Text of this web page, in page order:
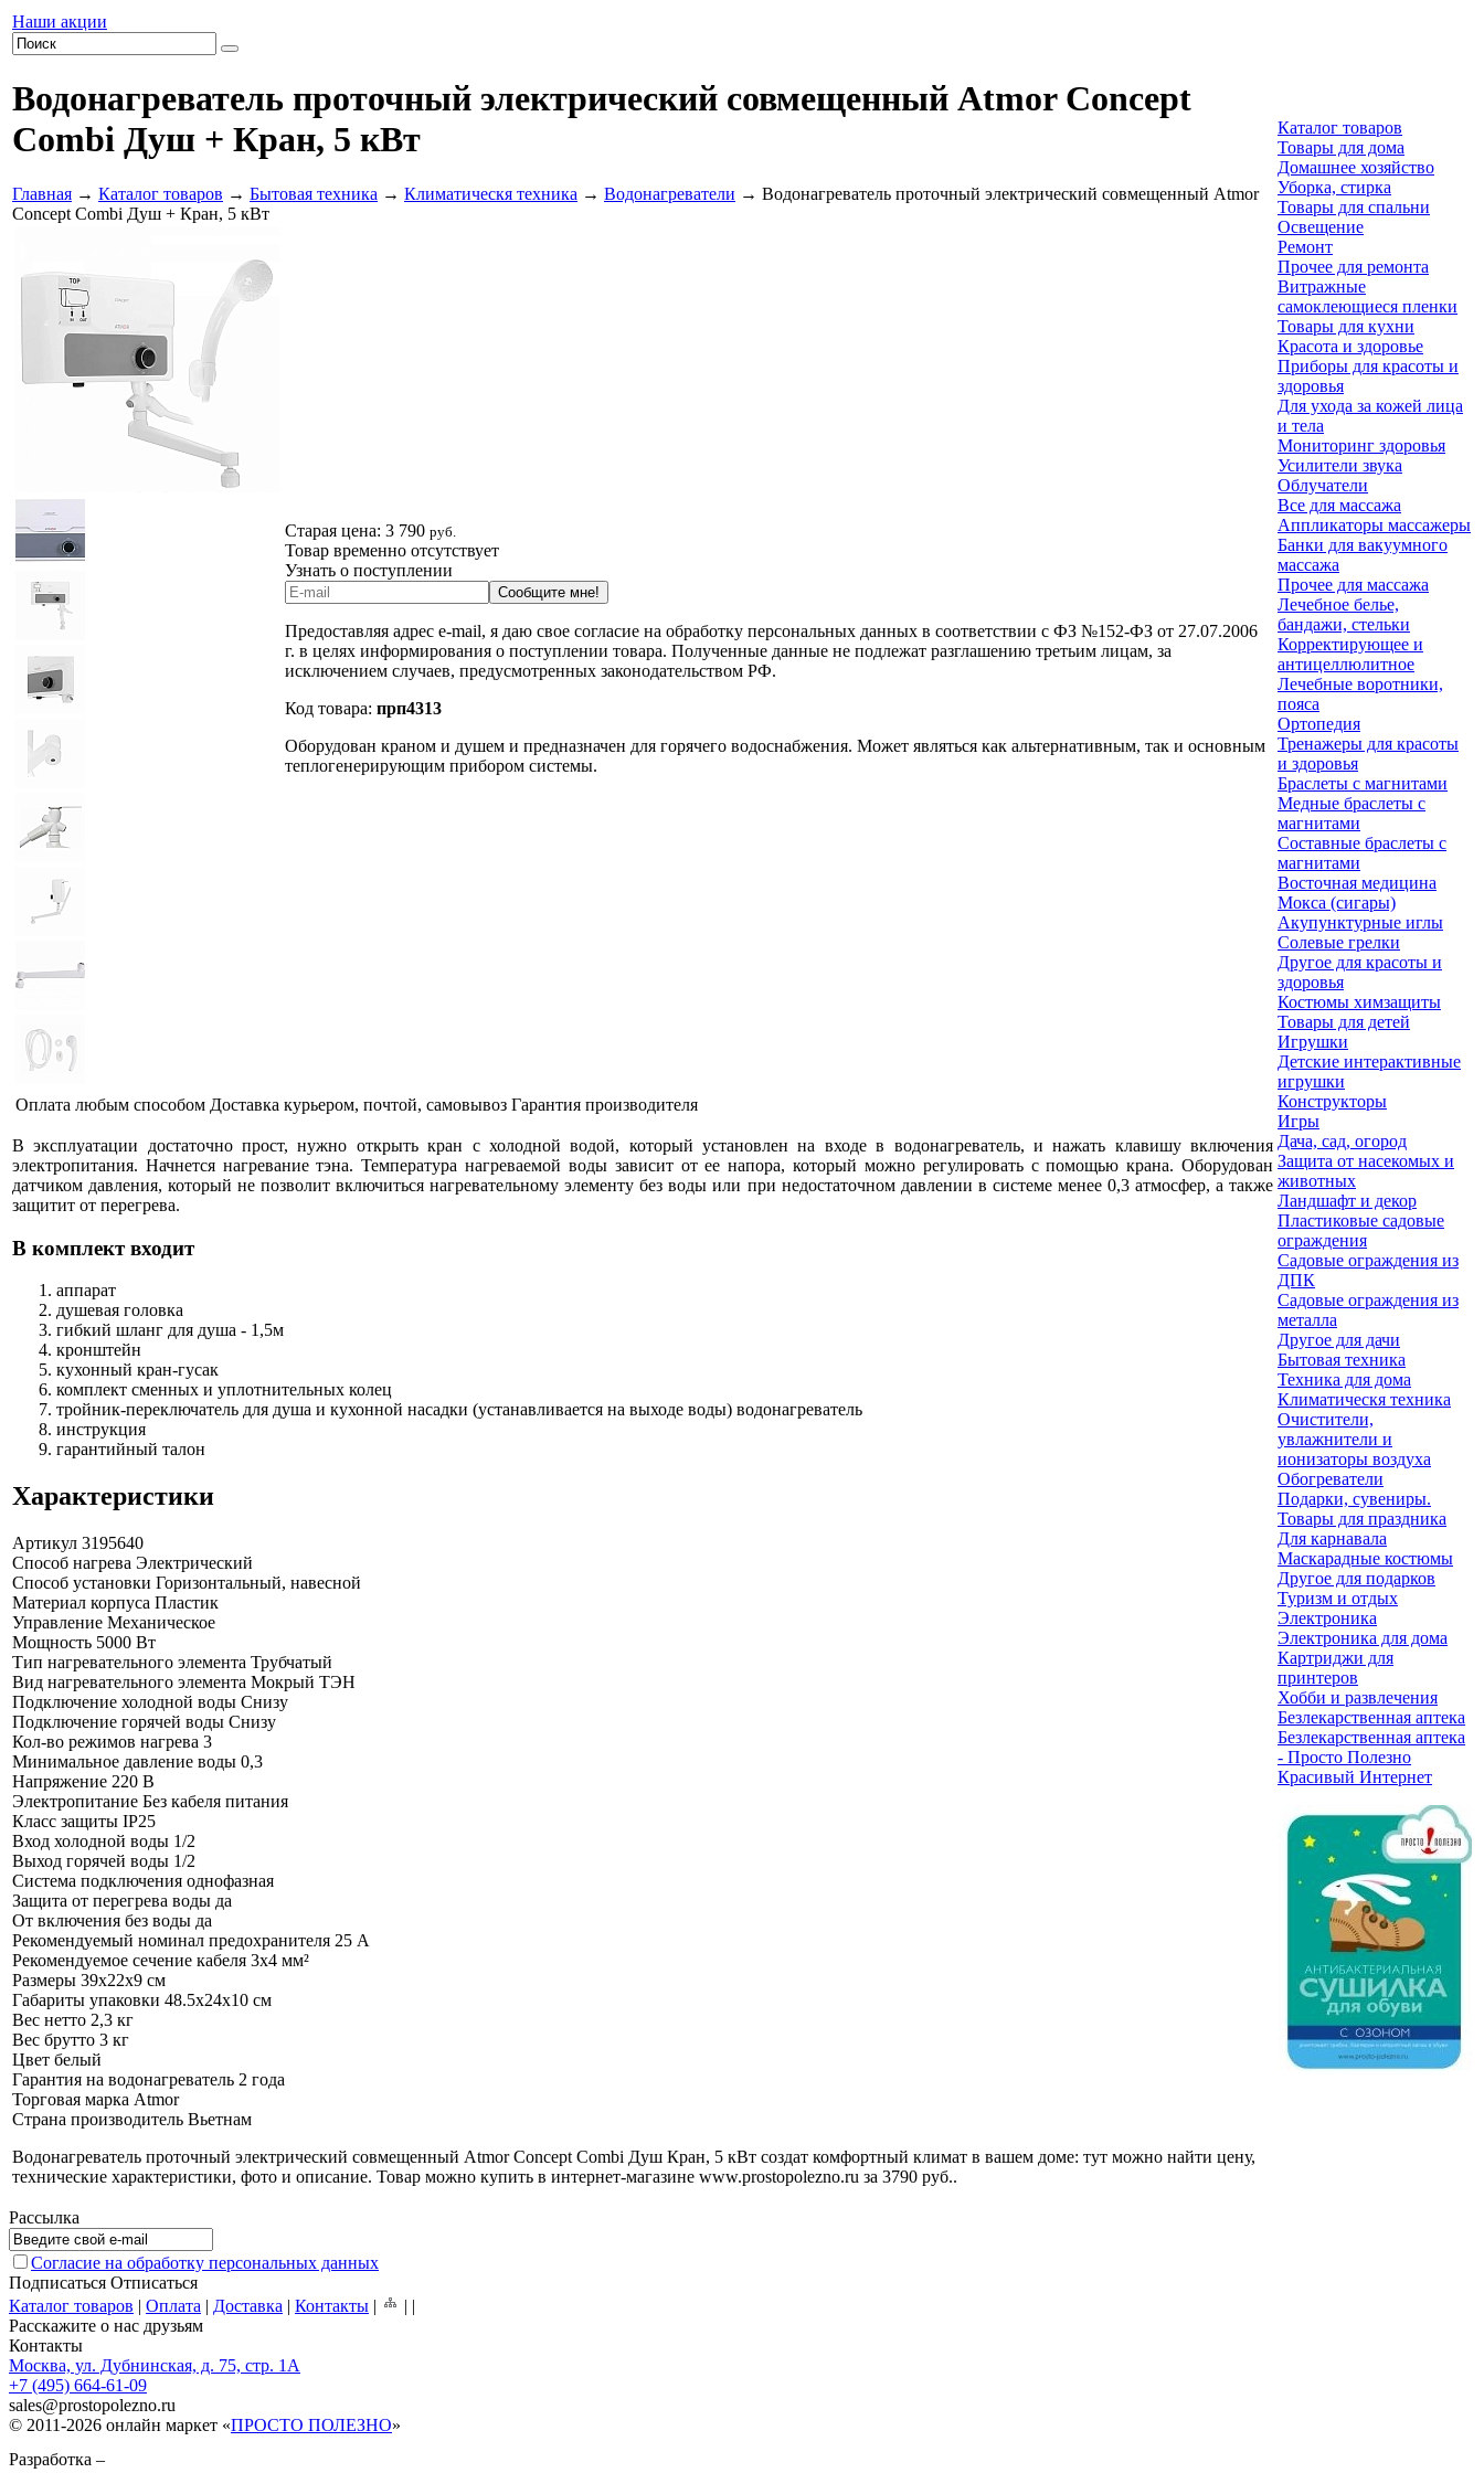
Наши акции
Водонагреватель проточный электрический совмещенный Atmor Concept
Combi Душ + Кран, 5 кВт
Главная → Каталог товаров → Бытовая техника → Климатическя техника → Водонагреватели → Водонагреватель проточный электрический совмещенный Atmor
Concept Combi Душ + Кран, 5 кВт
Старая цена: 3 790 руб.
Товар временно отсутствует
Узнать о поступлении
Сообщите мне!
Предоставляя адрес e-mail, я даю свое согласие на обработку персональных данных в соответствии с ФЗ №152-ФЗ от 27.07.2006
г. в целях информирования о поступлении товара. Полученные данные не подлежат разглашению третьим лицам, за
исключением случаев, предусмотренных законодательством РФ.
Код товара: прп4313
Оборудован краном и душем и предназначен для горячего водоснабжения. Может являться как альтернативным, так и основным
теплогенерирующим прибором системы.
Оплата любым способом Доставка курьером, почтой, самовывоз Гарантия производителя
В эксплуатации достаточно прост, нужно открыть кран с холодной водой, который установлен на входе в водонагреватель, и нажать клавишу включения
электропитания. Начнется нагревание тэна. Температура нагреваемой воды зависит от ее напора, который можно регулировать с помощью крана. Оборудован
датчиком давления, который не позволит включиться нагревательному элементу без воды или при недостаточном давлении в системе менее 0,3 атмосфер, а также
защитит от перегрева.
В комплект входит
аппарат
душевая головка
гибкий шланг для душа - 1,5м
кронштейн
кухонный кран-гусак
комплект сменных и уплотнительных колец
тройник-переключатель для душа и кухонной насадки (устанавливается на выходе воды) водонагреватель
инструкция
гарантийный талон
Характеристики
Артикул 3195640
Способ нагрева Электрический
Способ установки Горизонтальный, навесной
Материал корпуса Пластик
Управление Механическое
Мощность 5000 Вт
Тип нагревательного элемента Трубчатый
Вид нагревательного элемента Мокрый ТЭН
Подключение холодной воды Снизу
Подключение горячей воды Снизу
Кол-во режимов нагрева 3
Минимальное давление воды 0,3
Напряжение 220 В
Электропитание Без кабеля питания
Класс защиты IP25
Вход холодной воды 1/2
Выход горячей воды 1/2
Система подключения однофазная
Защита от перегрева воды да
От включения без воды да
Рекомендуемый номинал предохранителя 25 А
Рекомендуемое сечение кабеля 3x4 мм²
Размеры 39x22x9 см
Габариты упаковки 48.5x24x10 см
Вес нетто 2,3 кг
Вес брутто 3 кг
Цвет белый
Гарантия на водонагреватель 2 года
Торговая марка Atmor
Страна производитель Вьетнам
Водонагреватель проточный электрический совмещенный Atmor Concept Combi Душ Кран, 5 кВт создат комфортный климат в вашем доме: тут можно найти цену,
технические характеристики, фото и описание. Товар можно купить в интернет-магазине www.prostopolezno.ru за 3790 руб..
Каталог товаров
Товары для дома
Домашнее хозяйство
Уборка, стирка
Товары для спальни
Освещение
Ремонт
Прочее для ремонта
Витражные
самоклеющиеся пленки
Товары для кухни
Красота и здоровье
Приборы для красоты и
здоровья
Для ухода за кожей лица
и тела
Мониторинг здоровья
Усилители звука
Облучатели
Все для массажа
Аппликаторы массажеры
Банки для вакуумного
массажа
Прочее для массажа
Лечебное белье,
бандажи, стельки
Корректирующее и
антицеллюлитное
Лечебные воротники,
пояса
Ортопедия
Тренажеры для красоты
и здоровья
Браслеты с магнитами
Медные браслеты с
магнитами
Составные браслеты с
магнитами
Восточная медицина
Мокса (сигары)
Акупунктурные иглы
Солевые грелки
Другое для красоты и
здоровья
Костюмы химзащиты
Товары для детей
Игрушки
Детские интерактивные
игрушки
Конструкторы
Игры
Дача, сад, огород
Защита от насекомых и
животных
Ландшафт и декор
Пластиковые садовые
ограждения
Садовые ограждения из
ДПК
Садовые ограждения из
металла
Другое для дачи
Бытовая техника
Техника для дома
Климатическя техника
Очистители,
увлажнители и
ионизаторы воздуха
Обогреватели
Подарки, сувениры.
Товары для праздника
Для карнавала
Маскарадные костюмы
Другое для подарков
Туризм и отдых
Электроника
Электроника для дома
Картриджи для
принтеров
Хобби и развлечения
Безлекарственная аптека
Безлекарственная аптека
- Просто Полезно
Красивый Интернет
Рассылка
Согласие на обработку персональных данных
Подписаться Отписаться
Каталог товаров | Оплата | Доставка | Контакты | | |
Расскажите о нас друзьям
Контакты
Москва, ул. Дубнинская, д. 75, стр. 1А
+7 (495) 664-61-09
sales@prostopolezno.ru
© 2011-2026 онлайн маркет «ПРОСТО ПОЛЕЗНО»
Разработка –